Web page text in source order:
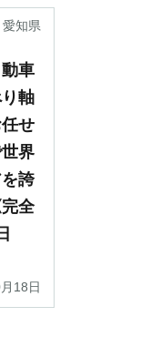
愛知県
車
軸
せ
界
誇
全
18日